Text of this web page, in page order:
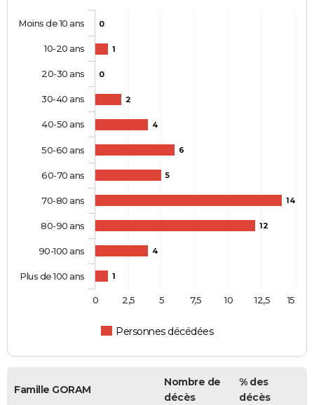
0
1
0
2
4
6
5
14
12
4
1
Personnes décédées
Moins de 10 ans
10-20 ans
20-30 ans
30-40 ans
40-50 ans
50-60 ans
60-70 ans
70-80 ans
80-90 ans
90-100 ans
Plus de 100 ans
0 2,5 5 7,5 10 12,5 15
Famille GORAM
Nombre de
décès
% des
décès